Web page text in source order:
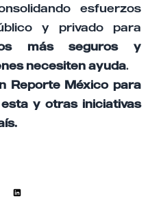
esfuerzos
y privado para
más seguros y
necesiten ayuda.
Reporte México para
y otras iniciativas